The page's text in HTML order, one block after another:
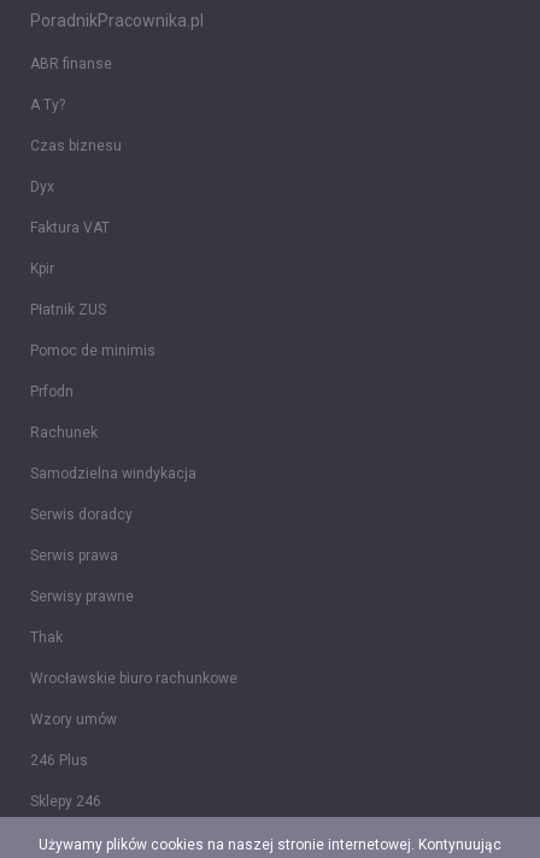
PoradnikPracownika.pl
ABR finanse
A Ty?
Czas biznesu
Dyx
Faktura VAT
Kpir
Płatnik ZUS
Pomoc de minimis
Prfodn
Rachunek
Samodzielna windykacja
Serwis doradcy
Serwis prawa
Serwisy prawne
Thak
Wrocławskie biuro rachunkowe
Wzory umów
246 Plus
Sklepy 246
Tidy CRM
Używamy plików cookies na naszej stronie internetowej. Kontynuując